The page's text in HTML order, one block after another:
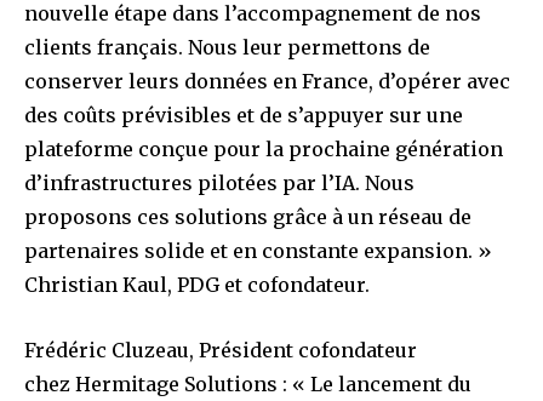
nouvelle étape dans l’accompagnement de nos
clients français. Nous leur permettons de
conserver leurs données en France, d’opérer avec
des coûts prévisibles et de s’appuyer sur une
plateforme conçue pour la prochaine génération
d’infrastructures pilotées par l’IA. Nous
proposons ces solutions grâce à un réseau de
partenaires solide et en constante expansion. »
Christian Kaul, PDG et cofondateur.
Frédéric Cluzeau, Président cofondateur
chez Hermitage Solutions : « Le lancement du